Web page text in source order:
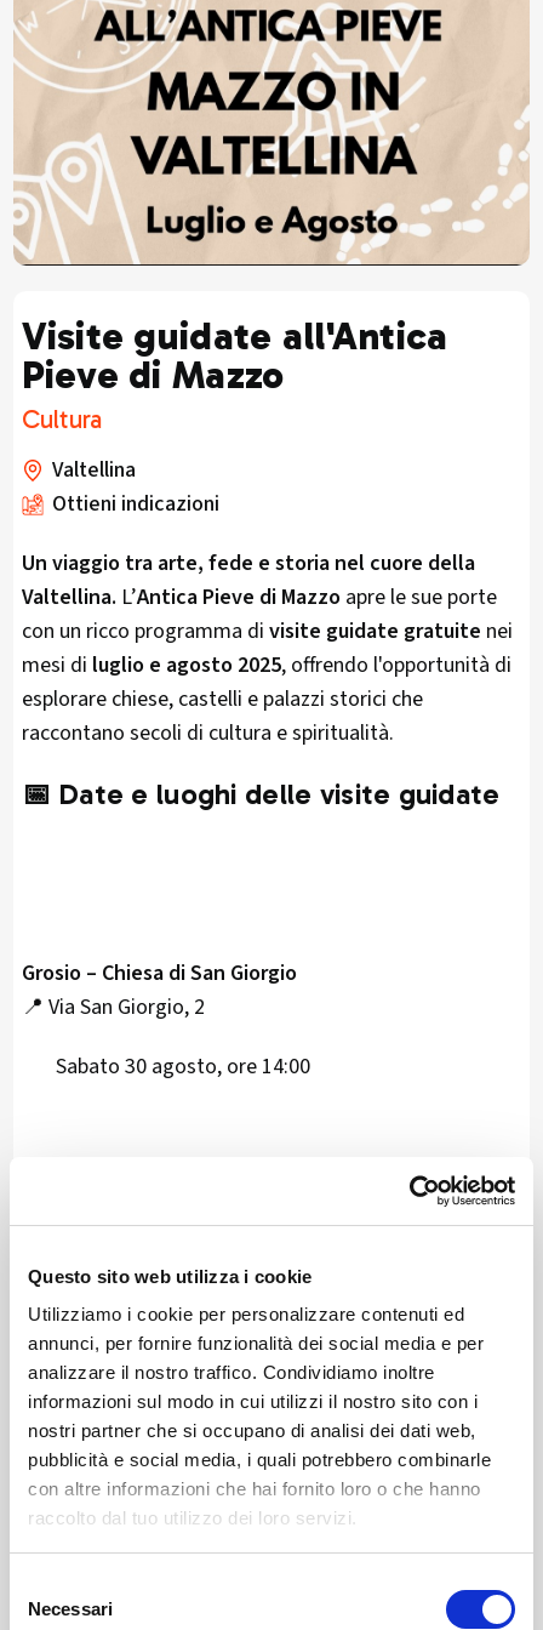
Questo sito web utilizza i cookie
Utilizziamo i cookie per personalizzare contenuti ed
annunci, per fornire funzionalità dei social media e per
analizzare il nostro traffico. Condividiamo inoltre
informazioni sul modo in cui utilizzi il nostro sito con i
nostri partner che si occupano di analisi dei dati web,
pubblicità e social media, i quali potrebbero combinarle
con altre informazioni che hai fornito loro o che hanno
raccolto dal tuo utilizzo dei loro servizi.
delNecessari
Visite guidate all'Antica
Pieve di Mazzo
Cultura
Valtellina
Ottieni indicazioni
Un viaggio tra arte, fede e storia nel cuore della
Valtellina. L’Antica Pieve di Mazzo apre le sue porte
con un ricco programma di visite guidate gratuite nei
mesi di luglio e agosto 2025, offrendo l'opportunità di
esplorare chiese, castelli e palazzi storici che
raccontano secoli di cultura e spiritualità.
📅 Date e luoghi delle visite guidate
Grosio – Chiesa di San Giorgio
📍 Via San Giorgio, 2
Sabato 30 agosto, ore 14:00
Grosotto – Santuario Beata Vergine delle Grazie
Sabato 30 agosto, ore 10:30
Vione di Mazzo – Chiesa di Sant’Abbondio
📍 Via Sant’Abbondio